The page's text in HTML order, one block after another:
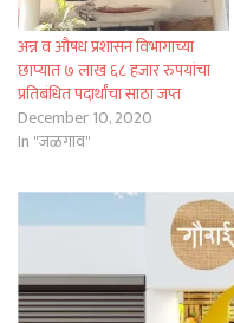
अन्न व औषध प्रशासन विभागाच्या
छाप्यात ७ लाख ६८ हजार रुपयांचा
प्रतिबंधित पदार्थांचा साठा जप्त
December 10, 2020
In "जळगाव"